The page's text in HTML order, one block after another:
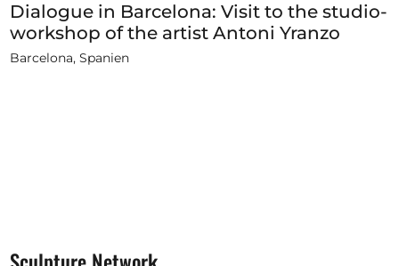
Dialogue in Barcelona: Visit to the studio-
workshop of the artist Antoni Yranzo
Barcelona, Spanien